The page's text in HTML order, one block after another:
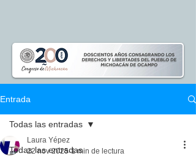
Entrada
Todas las entradas
Todas las entradas
Laura Yépez
22 nov 2025 1 min de lectura